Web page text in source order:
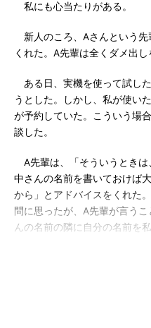
私にも心当たりがある。
新人のころ、Aさんという先
くれた。A先輩は全くダメ出
ある日、実機を使って試し
うとした。しかし、私が使い
が予約していた。こういう場
談した。
A先輩は、「そういうときは
中さんの名前を書いておけば
から」とアドバイスをくれた
問に思ったが、A先輩が言う
んの名前の隣に自分の名前を